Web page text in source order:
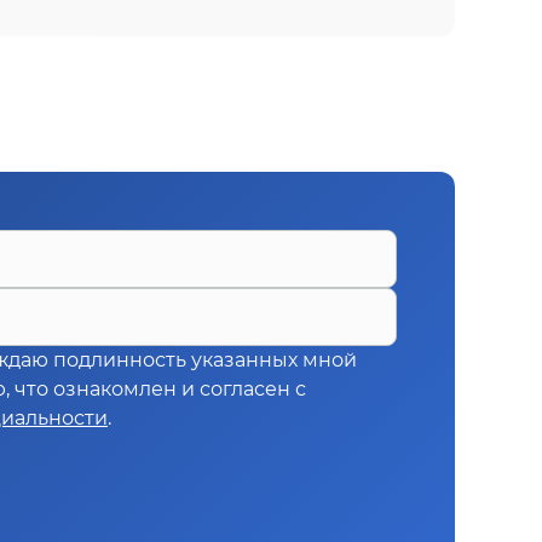
подлинность указанных мной
ознакомлен и согласен с
.